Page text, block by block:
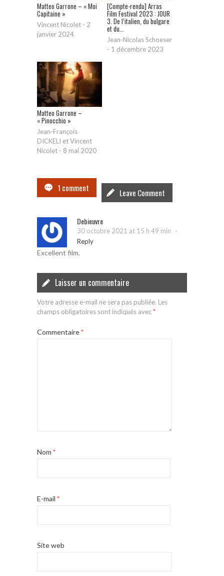
Matteo Garrone – « Moi
Capitaine »
Vincent Nicolet - 2
janvier 2024
[Compte-rendu] Arras
Film Festival 2023 : JOUR
3. De l’italien, du bulgare
et du...
Jean-Nicolas Schoeser
- 1 décembre 2023
Matteo Garrone –
« Pinocchio »
Jean-François
DICKELI et Vincent
Nicolet - 8 mai 2020
1 comment Leave Comment
Debieuvre
30 octobre 2021 at 15 h 49 min -
Reply
Excellent film.
Laisser un commentaire
Votre adresse e-mail ne sera pas publiée. Les
champs obligatoires sont indiqués avec*
Commentaire*
Nom *
E-mail *
Site web